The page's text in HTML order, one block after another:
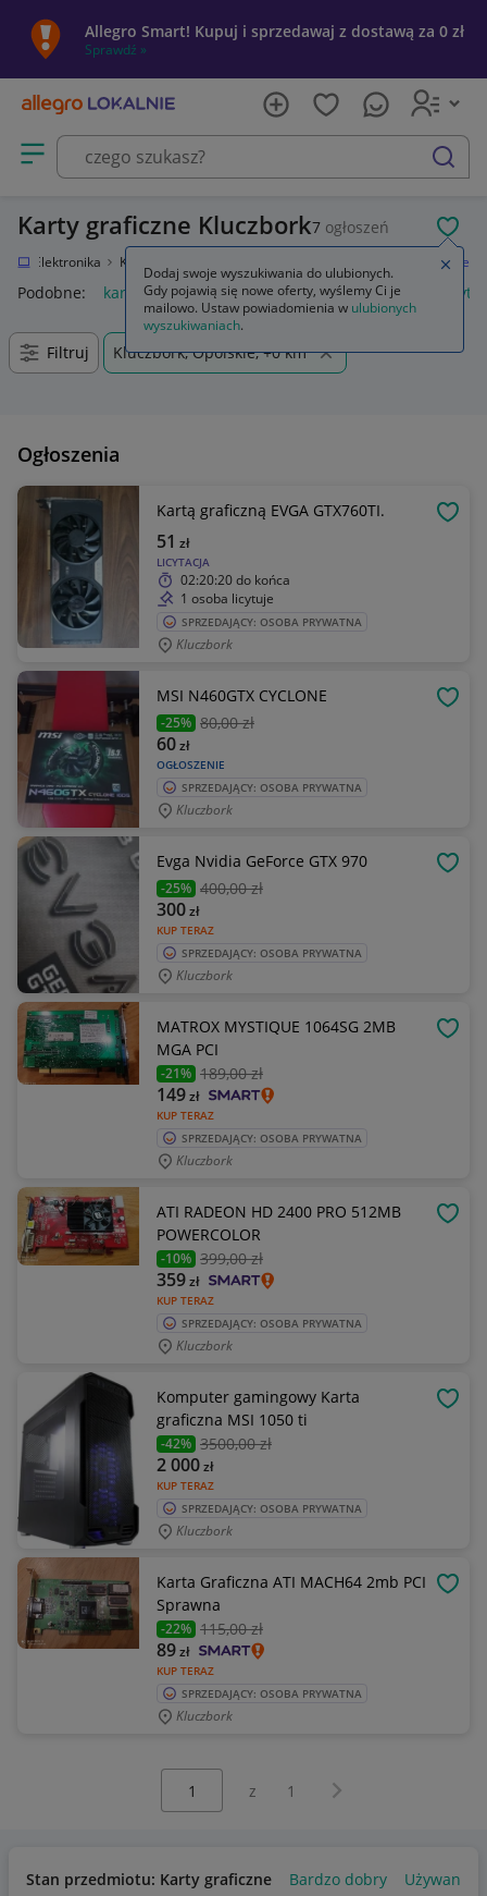
Allegro Smart! Kupuj i sprzedawaj z dostawą za 0 zł
Sprawdź »
Otwórz menu z kategoriami
szukaj
Karty graficzne Kluczbork7 ogłoszeń
Elektronika Komputery Karty graficzne
Podobne: karty graficzne używane karty graficzne uchwyt
Filtruj Kluczbork, Opolskie, +0 km
Ogłoszenia
Kartą graficzną EVGA GTX760TI.
LICYTACJA
51 zł
02:20:20do końca
1 osoba licytuje
SPRZEDAJĄCY: OSOBA PRYWATNA
Kluczbork
MSI N460GTX CYCLONE
-25% 80,00 zł
OGŁOSZENIE
60zł
SPRZEDAJĄCY: OSOBA PRYWATNA
Kluczbork
Evga Nvidia GeForce GTX 970
-25% 400,00 zł
KUP TERAZ
300zł
SPRZEDAJĄCY: OSOBA PRYWATNA
Kluczbork
MATROX MYSTIQUE 1064SG 2MB
MGA PCI
-21% 189,00 zł
KUP TERAZ
149zł
SPRZEDAJĄCY: OSOBA PRYWATNA
Kluczbork
ATI RADEON HD 2400 PRO 512MB
POWERCOLOR
-10% 399,00 zł
KUP TERAZ
359zł
SPRZEDAJĄCY: OSOBA PRYWATNA
Kluczbork
Komputer gamingowy Karta
graficzna MSI 1050 ti
-42% 3500,00 zł
KUP TERAZ
2 000zł
SPRZEDAJĄCY: OSOBA PRYWATNA
Kluczbork
Karta Graficzna ATI MACH64 2mb PCI
Sprawna
-22% 115,00 zł
KUP TERAZ
89zł
SPRZEDAJĄCY: OSOBA PRYWATNA
Kluczbork
z 1 Następna strona
Stan przedmiotu: Karty graficzne Bardzo dobry Używany
Dodaj swoje wyszukiwania do ulubionych.
Gdy pojawią się nowe oferty, wyślemy Ci je
mailowo. Ustaw powiadomienia w ulubionych
wyszukiwaniach.